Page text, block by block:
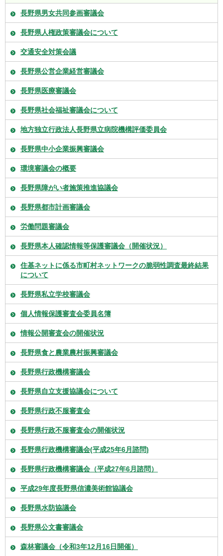
長野県男女共同参画審議会
長野県人権政策審議会について
交通安全対策会議
長野県公営企業経営審議会
長野県医療審議会
長野県社会福祉審議会について
地方独立行政法人長野県立病院機構評価委員会
長野県中小企業振興審議会
環境審議会の概要
長野県障がい者施策推進協議会
長野県都市計画審議会
労働問題審議会
長野県本人確認情報等保護審議会（開催状況）
住基ネットに係る市町村ネットワークの脆弱性調査最終結果
について
長野県私立学校審議会
個人情報保護審査会委員名簿
情報公開審査会の開催状況
長野県食と農業農村振興審議会
長野県行政機構審議会
長野県自立支援協議会について
長野県行政不服審査会
長野県行政不服審査会の開催状況
長野県行政機構審議会(平成25年6月諮問)
長野県行政機構審議会（平成27年6月諮問）
平成29年度長野県信濃美術館協議会
長野県水防協議会
長野県公文書審議会
森林審議会（令和3年12月16日開催）